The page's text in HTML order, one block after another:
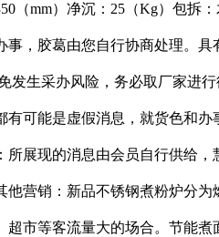
（mm）净沉：25（Kg）包
事，胶葛由您自行协商处理。
发生采办风险，务必取厂家进
有可能是虚假消息，就货色和
所展现的消息由会员自行供给
他营销：新品不锈钢煮粉炉分
超市等客流量大的场合。节能